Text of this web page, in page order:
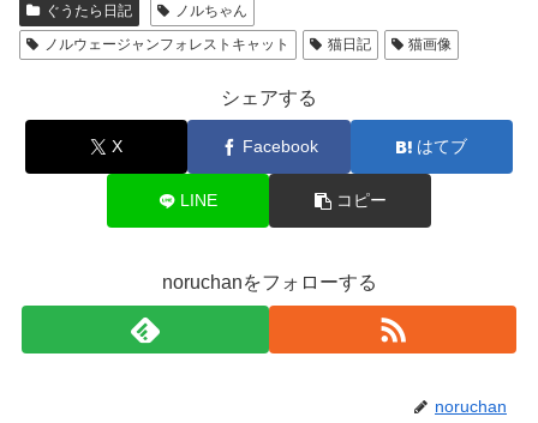
ぐうたら日記
ノルちゃん
ノルウェージャンフォレストキャット
猫日記 猫画像
シェアする
X Facebook はてブ
LINE コピー
noruchanをフォローする
noruchan